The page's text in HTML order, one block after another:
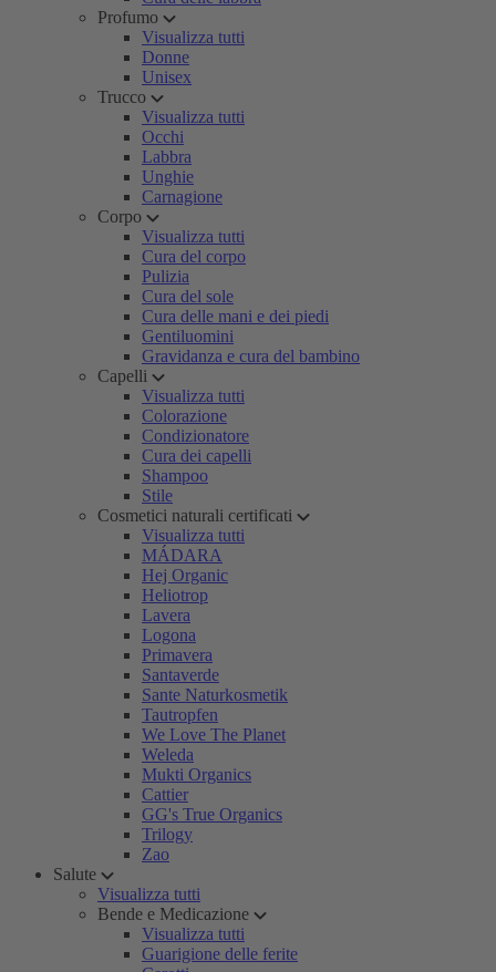
Profumo
Visualizza tutti
Donne
Unisex
Trucco
Visualizza tutti
Occhi
Labbra
Unghie
Carnagione
Corpo
Visualizza tutti
Cura del corpo
Pulizia
Cura del sole
Cura delle mani e dei piedi
Gentiluomini
Gravidanza e cura del bambino
Capelli
Visualizza tutti
Colorazione
Condizionatore
Cura dei capelli
Shampoo
Stile
Cosmetici naturali certificati
Visualizza tutti
MÁDARA
Hej Organic
Heliotrop
Lavera
Logona
Primavera
Santaverde
Sante Naturkosmetik
Tautropfen
We Love The Planet
Weleda
Mukti Organics
Cattier
GG's True Organics
Trilogy
Zao
Salute
Visualizza tutti
Bende e Medicazione
Visualizza tutti
Guarigione delle ferite